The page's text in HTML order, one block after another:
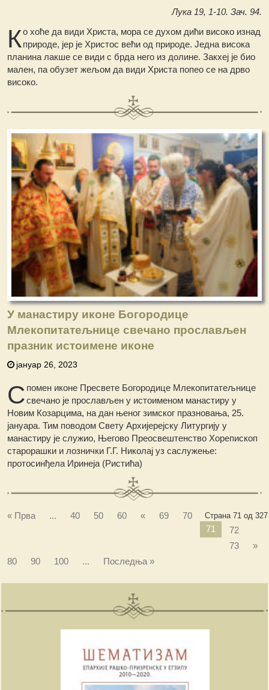
Лука 19, 1-10. Зач. 94.
Ко хоће да види Христа, мора се духом дићи високо изнад
природе, јер је Христос већи од природе. Једна висока
планина лакше се види с брда него из долине. Закхеј је био
мален, па обузет жељом да види Христа попео се на дрво
високо.
У манастиру иконе Богородице
Млекопитатељнице свечано прослављен
празник истоимене иконе
јануар 26, 2023
С помен иконе Пресвете Богородице Млекопитатељнице
свечано је прослављен у истоименом манастиру у
Новим Козарцима, на дан њеног зимског празновања, 25.
јануара. Тим поводом Свету Архијерејску Литургију у
манастиру је служио, Његово Преосвештенство Хорепископ
старорашки и лознички Г.Г. Николај уз саслужење:
протосинђела Иринеја (Ристића)
Страна 71 од 327
« Прва ... 40 50 60 « 69
70
71
72
73
»
80
90 100 ... Последња »